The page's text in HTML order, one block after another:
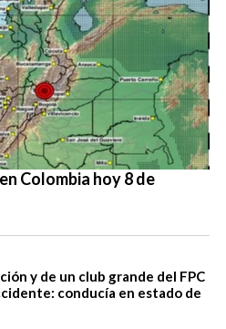
Colombia hoy 8 de
y de un club grande del FPC
conducía en estado de